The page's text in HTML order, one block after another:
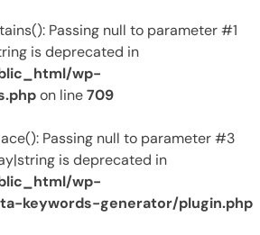
Passing null to parameter #1
is deprecated in
wp-
on line709
Passing null to parameter #3
is deprecated in
wp-
keywords-generator/plugin.php